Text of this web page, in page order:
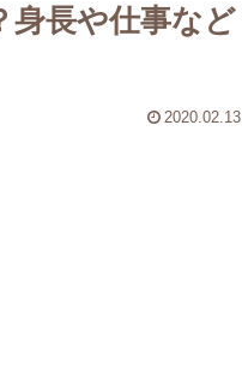
身長や仕事など
2020.02.13